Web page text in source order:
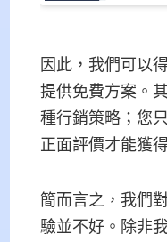
因此，我們可以
提供免費方案。
種行銷策略；您
正面評價才能獲
簡而言之，我們
驗並不好。除非